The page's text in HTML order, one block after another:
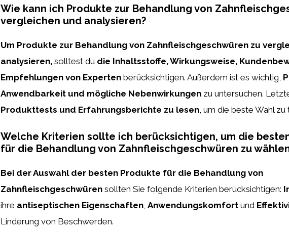
Wie kann ich Produkte zur Behandlung von
vergleichen und analysieren?
Um Produkte zur Behandlung von Zahnfleischgeschwüren zu
analysieren, solltest du die Inhaltsstoffe, Wirkungsweise,
Empfehlungen von Experten berücksichtigen. Außerdem ist es wichtig,
Anwendbarkeit und mögliche Nebenwirkungen zu untersuchen.
Produkttests und Erfahrungsberichte zu lesen , um die beste Wahl zu
Welche Kriterien sollte ich berücksichtigen, um die
für die Behandlung von Zahnfleischgeschwüren zu
Bei der Auswahl der besten Produkte für die Behandlung von
Zahnfleischgeschwüren sollten Sie folgende Kriterien berücksichtigen:
ihre antiseptischen Eigenschaften, Anwendungskomfort und
Linderung von Beschwerden.